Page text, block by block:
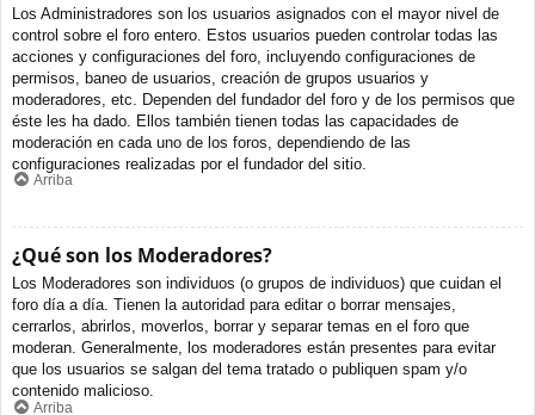
Los Administradores son los usuarios asignados con el mayor nivel de
control sobre el foro entero. Estos usuarios pueden controlar todas las
acciones y configuraciones del foro, incluyendo configuraciones de
permisos, baneo de usuarios, creación de grupos usuarios y
moderadores, etc. Dependen del fundador del foro y de los permisos que
éste les ha dado. Ellos también tienen todas las capacidades de
moderación en cada uno de los foros, dependiendo de las
configuraciones realizadas por el fundador del sitio.
Arriba
¿Qué son los Moderadores?
Los Moderadores son individuos (o grupos de individuos) que cuidan el
foro día a día. Tienen la autoridad para editar o borrar mensajes,
cerrarlos, abrirlos, moverlos, borrar y separar temas en el foro que
moderan. Generalmente, los moderadores están presentes para evitar
que los usuarios se salgan del tema tratado o publiquen spam y/o
contenido malicioso.
Arriba